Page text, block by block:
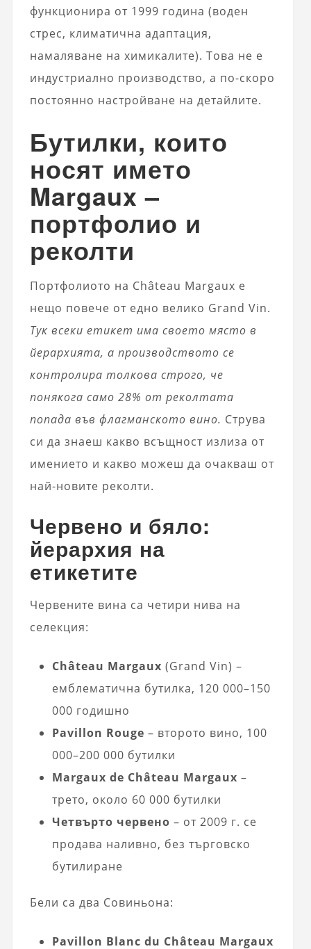
функционира от 1999 година (воден
стрес, климатична адаптация,
намаляване на химикалите). Това не е
индустриално производство, а по-скоро
постоянно настройване на детайлите.
Бутилки, които
носят името
Margaux –
портфолио и
реколти
Портфолиото на Château Margaux е
нещо повече от едно велико Grand Vin.
Тук всеки етикет има своето място в
йерархията, а производството се
контролира толкова строго, че
понякога само 28% от реколтата
попада във флагманското вино. Струва
си да знаеш какво всъщност излиза от
имението и какво можеш да очакваш от
най-новите реколти.
Червено и бяло:
йерархия на
етикетите
Червените вина са четири нива на
селекция:
Château Margaux (Grand Vin) –
емблематична бутилка, 120 000–150
000 годишно
Pavillon Rouge – второто вино, 100
000–200 000 бутилки
Margaux de Château Margaux –
трето, около 60 000 бутилки
Четвърто червено – от 2009 г. се
продава наливно, без търговско
бутилиране
Бели са два Совиньона:
Pavillon Blanc du Château Margaux